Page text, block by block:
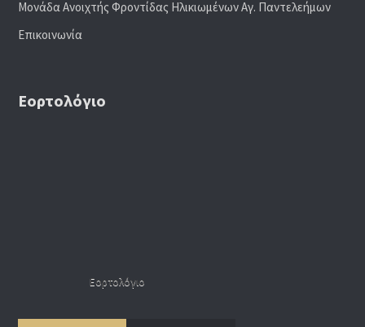
Μονάδα Ανοιχτής Φροντίδας Ηλικιωμένων Αγ. Παντελεήμων
Επικοινωνία
Εορτολόγιο
Εορτολόγιο